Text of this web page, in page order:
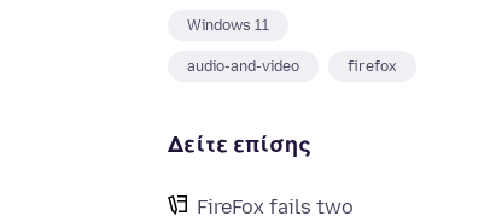
Windows 11
audio-and-video firefox
Δείτε επίσης
FireFox fails two